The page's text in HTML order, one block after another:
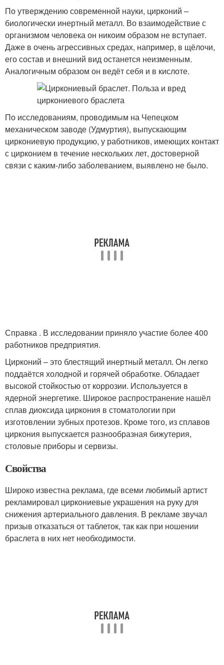
По утверждению современной науки, цирконий –
биологически инертный металл. Во взаимодействие с
организмом человека он никоим образом не вступает.
Даже в очень агрессивных средах, например, в щёлочи,
его состав и внешний вид останется неизменным.
Аналогичным образом он ведёт себя и в кислоте.
По исследованиям, проводимым на Чепецком
механическом заводе (Удмуртия), выпускающим
циркониевую продукцию, у работников, имеющих контакт
с цирконием в течение нескольких лет, достоверной
связи с каким-либо заболеванием, выявлено не было.
Справка . В исследовании приняло участие более 400
работников предприятия.
Цирконий – это блестящий инертный металл. Он легко
поддаётся холодной и горячей обработке. Обладает
высокой стойкостью от коррозии. Используется в
ядерной энергетике. Широкое распространение нашёл
сплав диоксида циркония в стоматологии при
изготовлении зубных протезов. Кроме того, из сплавов
циркония выпускается разнообразная бижутерия,
столовые приборы и сервизы.
Свойства
Широко известна реклама, где всеми любимый артист
рекламировал циркониевые украшения на руку для
снижения артериального давления. В рекламе звучал
призыв отказаться от таблеток, так как при ношении
браслета в них нет необходимости.